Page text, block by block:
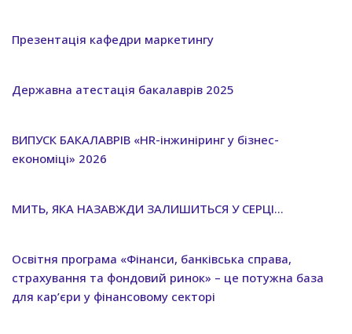
Презентація кафедри маркетингу
Державна атестація бакалаврів 2025
ВИПУСК БАКАЛАВРІВ «HR-інжиніринг у бізнес-
економіці» 2026
МИТЬ, ЯКА НАЗАВЖДИ ЗАЛИШИТЬСЯ У СЕРЦІ…
Освітня програма «Фінанси, банківська справа,
страхування та фондовий ринок» – це потужна база
для кар’єри у фінансовому секторі